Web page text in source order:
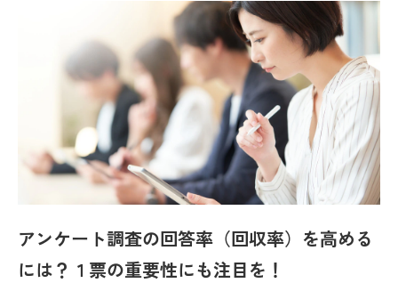
アンケート調査の回答率（回収率）を高める
には？１票の重要性にも注目を！